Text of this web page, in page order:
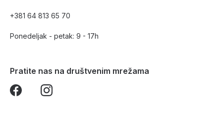
+381 64 813 65 70
Ponedeljak - petak: 9 - 17h
Pratite nas na društvenim mrežama